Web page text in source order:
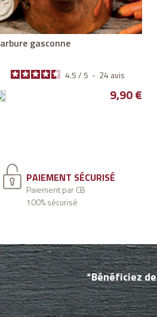
Garbure gasconne
4.5 / 5 - 24 avis
Prix
9,90 €
PAIEMENT SÉCURISÉ
Paiement par CB
100% sécurisé
*Bénéficiez